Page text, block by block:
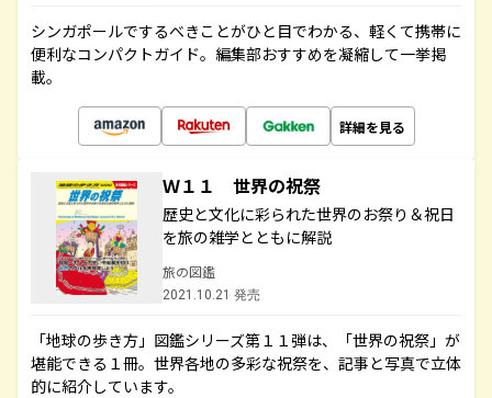
シンガポールでするべきことがひと目でわかる、軽くて携帯に
便利なコンパクトガイド。編集部おすすめを凝縮して一挙掲
載。
詳細を見る
Ｗ１１ 世界の祝祭
歴史と文化に彩られた世界のお祭り＆祝日
を旅の雑学とともに解説
旅の図鑑
2021.10.21 発売
「地球の歩き方」図鑑シリーズ第１１弾は、「世界の祝祭」が
堪能できる１冊。世界各地の多彩な祝祭を、記事と写真で立体
的に紹介しています。